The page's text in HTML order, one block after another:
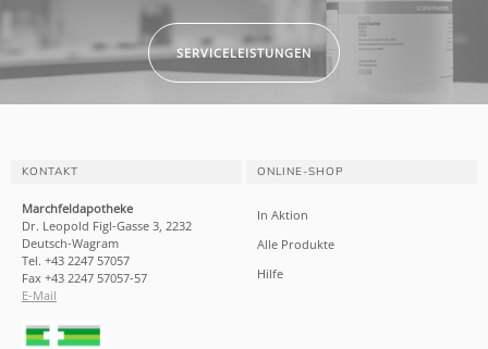
SERVICELEISTUNGEN
KONTAKT
Marchfeldapotheke
Dr. Leopold Figl-Gasse 3, 2232
Deutsch-Wagram
Tel. +43 2247 57057
Fax +43 2247 57057-57
E-Mail
ONLINE-SHOP
In Aktion
Alle Produkte
Hilfe